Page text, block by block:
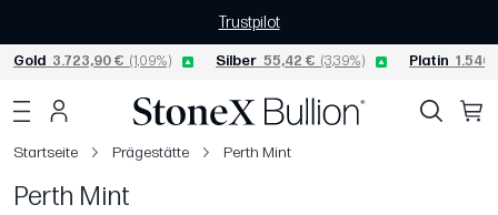
Trustpilot
Gold 3.723,90 € (1,09%) Silber 55,42 € (3,39%) Platin
Startseite Prägestätte Perth Mint
Perth Mint